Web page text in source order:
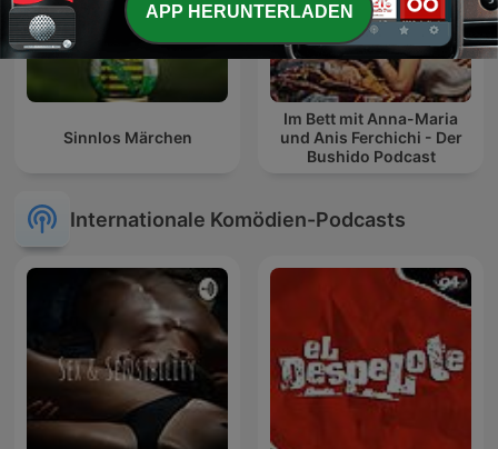
Sinnlos Märchen
Im Bett mit Anna-Maria
und Anis Ferchichi - Der
Bushido Podcast
Internationale Komödien-Podcasts
APP HERUNTERLADEN